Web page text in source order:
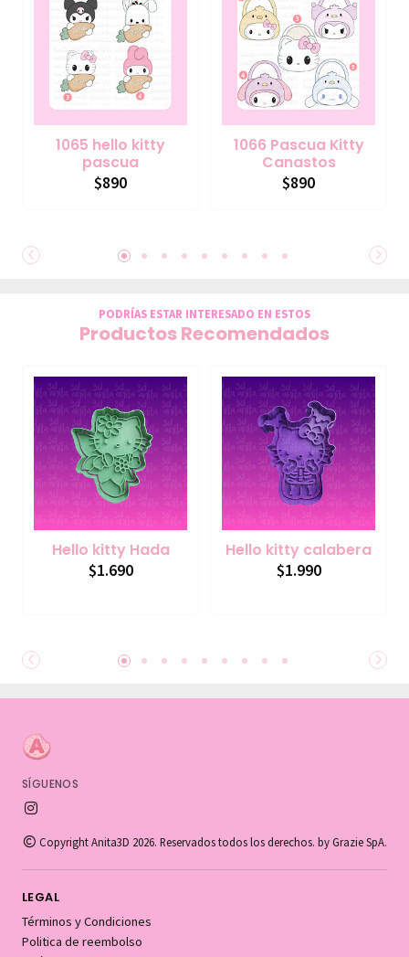
1065 hello kitty
pascua
$890
1066 Pascua Kitty
Canastos
$890
PODRÍAS ESTAR INTERESADO EN ESTOS
Productos Recomendados
Hello kitty Hada
$1.690
Hello kitty calabera
$1.990
SÍGUENOS
Copyright Anita3D 2026. Reservados todos los derechos. by Grazie SpA.
LEGAL
Términos y Condiciones
Politica de reembolso